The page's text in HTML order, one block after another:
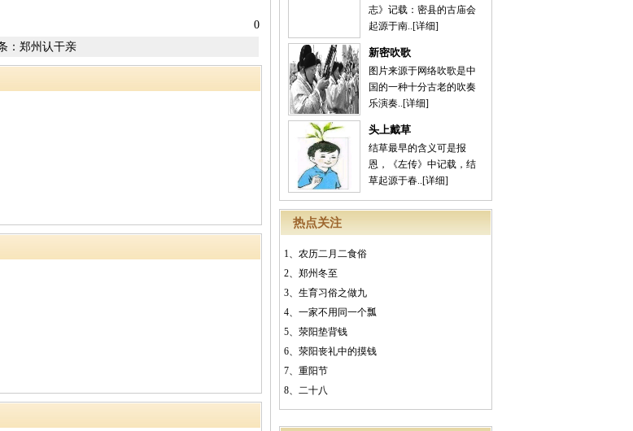
志》记载：密县的古庙会
起源于南..[详细]
新密吹歌
图片来源于网络吹歌是中
国的一种十分古老的吹奏
乐演奏..[详细]
头上戴草
结草最早的含义可是报
恩，《左传》中记载，结
草起源于春..[详细]
热点关注
1、 农历二月二食俗
2、 郑州冬至
3、 生育习俗之做九
4、 一家不用同一个瓢
5、 荥阳垫背钱
6、 荥阳丧礼中的摸钱
7、 重阳节
8、 二十八
0
： 郑州认干亲